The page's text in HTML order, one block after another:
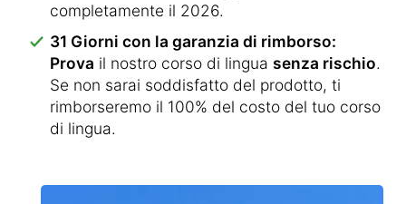
completamente il 2026.
31 Giorni con la garanzia di rimborso:
Prova il nostro corso di lingua senza rischio.
Se non sarai soddisfatto del prodotto, ti
rimborseremo il 100% del costo del tuo corso
di lingua.